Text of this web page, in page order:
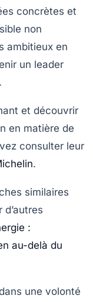
concrètes et
non
ambitieux en
un leader
et découvrir
en matière de
consulter leur
.
similaires
:
au-delà du
une volonté